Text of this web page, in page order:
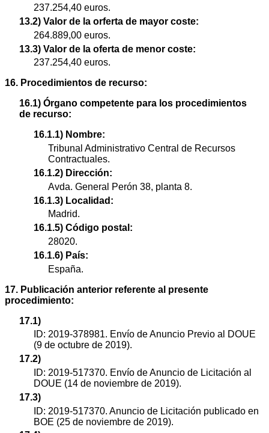
237.254,40 euros.
13.2) Valor de la orferta de mayor coste:
264.889,00 euros.
13.3) Valor de la oferta de menor coste:
237.254,40 euros.
16. Procedimientos de recurso:
16.1) Órgano competente para los procedimientos
de recurso:
16.1.1) Nombre:
Tribunal Administrativo Central de Recursos
Contractuales.
16.1.2) Dirección:
Avda. General Perón 38, planta 8.
16.1.3) Localidad:
Madrid.
16.1.5) Código postal:
28020.
16.1.6) País:
España.
17. Publicación anterior referente al presente
procedimiento:
17.1)
ID: 2019-378981. Envío de Anuncio Previo al DOUE
(9 de octubre de 2019).
17.2)
ID: 2019-517370. Envío de Anuncio de Licitación al
DOUE (14 de noviembre de 2019).
17.3)
ID: 2019-517370. Anuncio de Licitación publicado en
BOE (25 de noviembre de 2019).